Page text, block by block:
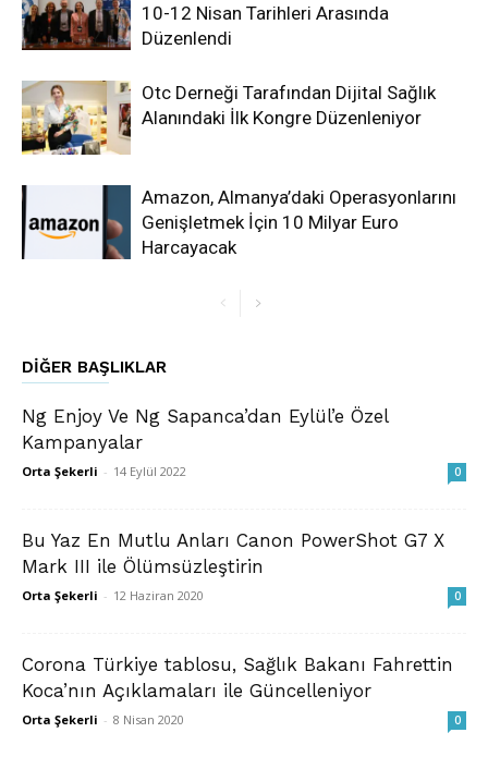
10-12 Nisan Tarihleri Arasında
Düzenlendi
Otc Derneği Tarafından Dijital Sağlık
Alanındaki İlk Kongre Düzenleniyor
Amazon, Almanya’daki Operasyonlarını
Genişletmek İçin 10 Milyar Euro
Harcayacak
DIĞER BAŞLIKLAR
Ng Enjoy Ve Ng Sapanca’dan Eylül’e Özel
Kampanyalar
Orta Şekerli - 14 Eylül 2022 0
Bu Yaz En Mutlu Anları Canon PowerShot G7 X
Mark III ile Ölümsüzleştirin
Orta Şekerli - 12 Haziran 2020 0
Corona Türkiye tablosu, Sağlık Bakanı Fahrettin
Koca’nın Açıklamaları ile Güncelleniyor
Orta Şekerli - 8 Nisan 2020 0